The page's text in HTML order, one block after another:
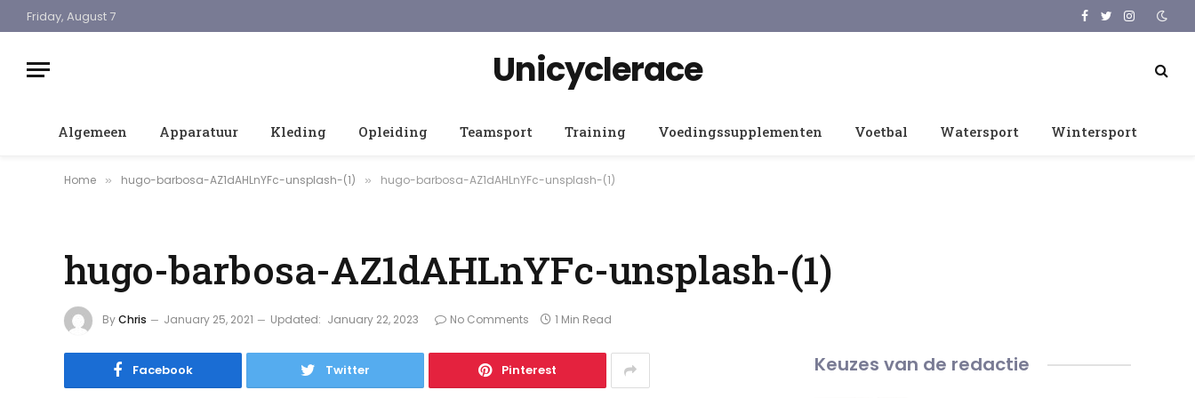
Friday, August 7 Facebook
TwitterInstagram
Unicyclerace
Algemeen Apparatuur Kleding Opleiding Teamsport Training Voedingssupplementen Voetbal Watersport Wintersport
Home » hugo-barbosa-AZ1dAHLnYFc-unsplash-(1) » hugo-barbosa-AZ1dAHLnYFc-unsplash-(1)
hugo-barbosa-AZ1dAHLnYFc-unsplash-(1)
ByChris January 25, 2021 Updated: January 22, 2023 No Comments 1 Min Read
Facebook Twitter Pinterest Keuzes van de redactie